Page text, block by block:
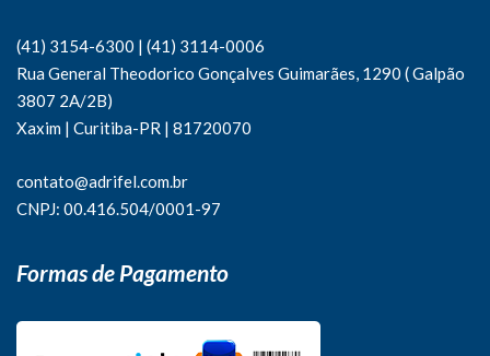
(41) 3154-6300 | (41) 3114-0006
Rua General Theodorico Gonçalves Guimarães, 1290 ( Galpão
3807 2A/2B)
Xaxim | Curitiba-PR | 81720070
contato@adrifel.com.br
CNPJ: 00.416.504/0001-97
Formas de Pagamento